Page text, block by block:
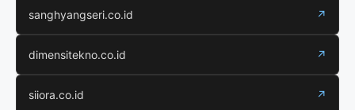
sanghyangseri.co.id ↗
dimensitekno.co.id ↗
siiora.co.id ↗